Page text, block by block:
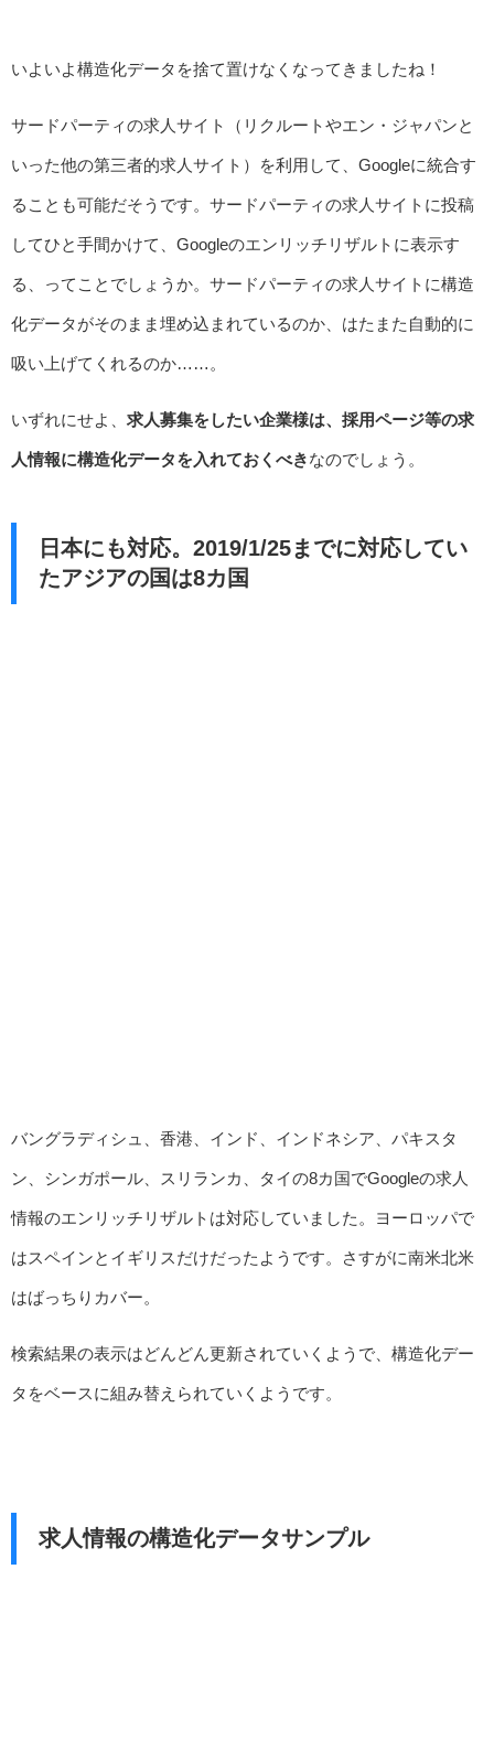
いよいよ構造化データを捨て置けなくなってきましたね！
サードパーティの求人サイト（リクルートやエン・ジャパンと
いった他の第三者的求人サイト）を利用して、Googleに統合す
ることも可能だそうです。サードパーティの求人サイトに投稿
してひと手間かけて、Googleのエンリッチリザルトに表示す
る、ってことでしょうか。サードパーティの求人サイトに構造
化データがそのまま埋め込まれているのか、はたまた自動的に
吸い上げてくれるのか……。
いずれにせよ、 求人募集をしたい企業様は、採用ページ等の求
人情報に構造化データを入れておくべきなのでしょう。
日本にも対応。2019/1/25までに対応してい
たアジアの国は8カ国
バングラディシュ、香港、インド、インドネシア、パキスタ
ン、シンガポール、スリランカ、タイの8カ国でGoogleの求人
情報のエンリッチリザルトは対応していました。ヨーロッパで
はスペインとイギリスだけだったようです。さすがに南米北米
はばっちりカバー。
検索結果の表示はどんどん更新されていくようで、構造化デー
タをベースに組み替えられていくようです。
求人情報の構造化データサンプル